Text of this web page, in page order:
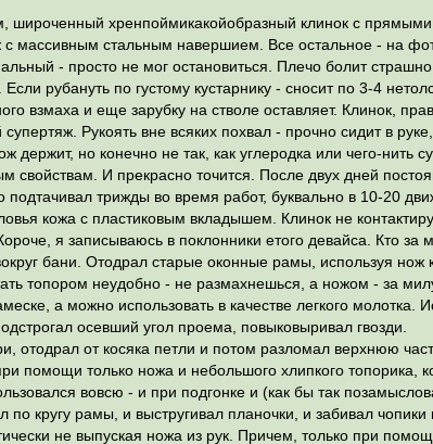
хренпоймикакойобразный клинок с
массивным стальным навершием. Все остальное - на
- просто не мог остановиться. Плечо болит
рубануть по густому кустарнику - сносит по 3-4
взмаха и еще зарубку на стволе оставляет. Клинок,
Рукоять вне всяких похвал - прочно сидит в
держит, но конечно не так, как углеродка или чего-
свойствам. И прекрасно точится. После двух дней
трижды во время работ, буквально в 10-20
кожа с пластиковым вкладышем. Клинок не
я записываюсь в поклонники етого девайса. Кто за
бани. Отодрал старые оконные рамы, используя нож
топором неудобно - не размахнешься, а ножом - за
а можно использовать в качестве легкого молотка.
осевший угол проема, повыковыривал гвозди.
отодрал от косяка петли и потом разломал верхнюю
помощи только ножа и небольшого хлипкого топорика,
вовсю - и при подгонке и (как бы так
по кругу рамы, и выстругивал планочки, и забивал
не выпуская ножа из рук. Причем, только при